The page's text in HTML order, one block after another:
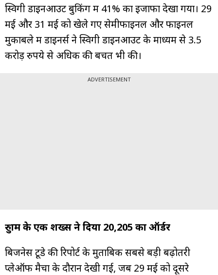
स्विगी डाइनआउट बुकिंग में 41% का इजाफा देखा गया। 29
मई और 31 मई को खेले गए सेमीफाइनल और फाइनल
मुकाबले में डाइनर्स ने स्विगी डाइनआउट के माध्यम से 3.5
करोड़ रुपये से अधिक की बचत भी की।
ADVERTISEMENT
ग्रुरुग्राम के एक शख्स ने दिया ₹20,205 का ऑर्डर
बिजनेस टूडे की रिपोर्ट के मुताबिक सबसे बड़ी बढ़ोतरी
प्लेऑफ मैचों के दौरान देखी गई, जब 29 मई को दूसरे